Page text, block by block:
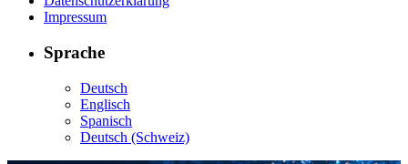
Impressum
Sprache
Deutsch
Englisch
Spanisch
Deutsch (Schweiz)